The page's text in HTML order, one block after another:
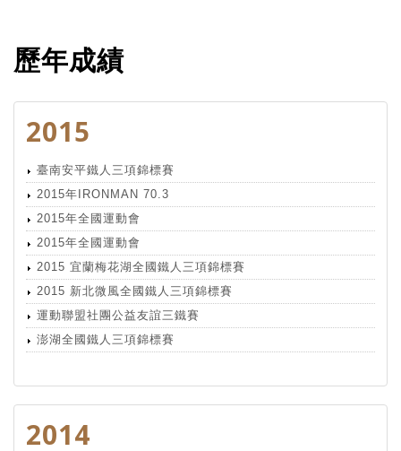
歷年成績
2015
臺南安平鐵人三項錦標賽
2015年IRONMAN 70.3
2015年全國運動會
2015年全國運動會
2015 宜蘭梅花湖全國鐵人三項錦標賽
2015 新北微風全國鐵人三項錦標賽
運動聯盟社團公益友誼三鐵賽
澎湖全國鐵人三項錦標賽
2014